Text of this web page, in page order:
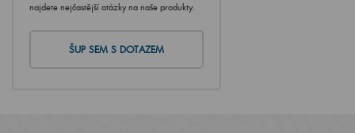
najdete nejčastější otázky na naše produkty.
ŠUP SEM S DOTAZEM